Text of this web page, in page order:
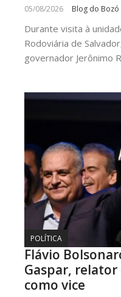
05/08/2026 Blog do Bozó
Durante visita à
Rodoviária de
governador Jerônimo
POLÍTICA
Flávio
Gaspar, relator
como vice